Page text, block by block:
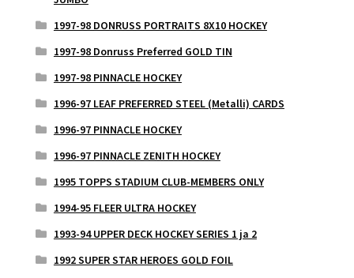
1997-98 DONRUSS PORTRAITS 8X10 HOCKEY
1997-98 Donruss Preferred GOLD TIN
1997-98 PINNACLE HOCKEY
1996-97 LEAF PREFERRED STEEL (Metalli) CARDS
1996-97 PINNACLE HOCKEY
1996-97 PINNACLE ZENITH HOCKEY
1995 TOPPS STADIUM CLUB-MEMBERS ONLY
1994-95 FLEER ULTRA HOCKEY
1993-94 UPPER DECK HOCKEY SERIES 1 ja 2
1992 SUPER STAR HEROES GOLD FOIL